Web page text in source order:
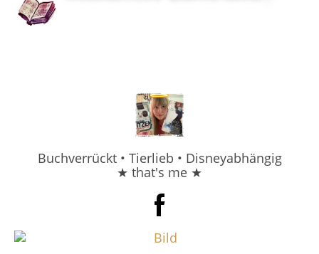
Buchverrückt • Tierlieb • Disneyabhängig
★ that's me ★